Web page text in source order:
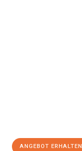
ANGEBOT ERHALTEN